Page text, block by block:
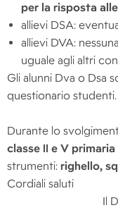
per la risposta
allievi DSA:
allievi DVA:
uguale agli altri
Gli alunni Dva o Dsa
questionario studenti.
Durante lo
classe II e V primaria
strumenti: righello,
Cordiali saluti
Il